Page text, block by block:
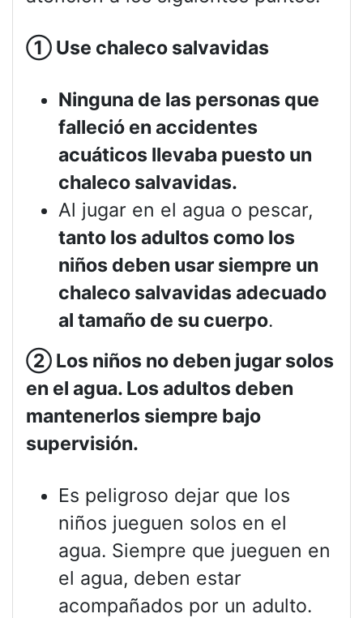
① Use chaleco salvavidas
Ninguna de las personas que
falleció en accidentes
acuáticos llevaba puesto un
chaleco salvavidas.
Al jugar en el agua o pescar,
tanto los adultos como los
niños deben usar siempre un
chaleco salvavidas adecuado
al tamaño de su cuerpo.
② Los niños no deben jugar solos
en el agua. Los adultos deben
mantenerlos siempre bajo
supervisión.
Es peligroso dejar que los
niños jueguen solos en el
agua. Siempre que jueguen en
el agua, deben estar
acompañados por un adulto.